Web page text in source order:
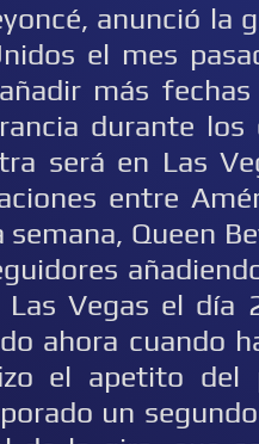
anunció la
el mes
más
durante los
será en Las
entre
Queen
Vegas el día
ahora cuando
el apetito del
un